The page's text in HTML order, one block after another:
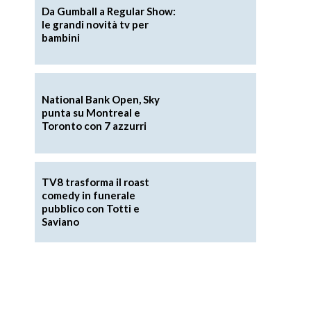
Da Gumball a Regular Show:
le grandi novità tv per
bambini
National Bank Open, Sky
punta su Montreal e
Toronto con 7 azzurri
TV8 trasforma il roast
comedy in funerale
pubblico con Totti e
Saviano